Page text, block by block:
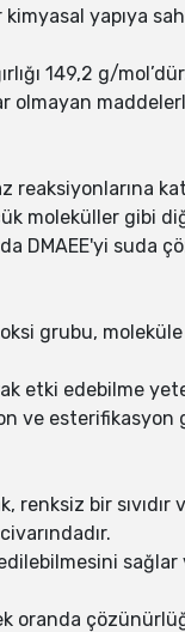
yapıya
149,2 g/
olmayan
moleküller gibi
DMAEE'yi
grubu,
etki edebilme
ve
renksiz bir
oranda